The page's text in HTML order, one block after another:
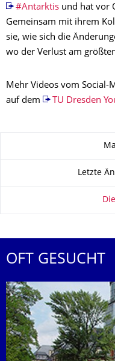
#Antarktisund hat vor
Gemeinsam mit ihrem
sie, wie sich die
wo der Verlust am
Mehr Videos vom Social-
auf dem
TU Dresden
Letzte
OFT GESUCHT